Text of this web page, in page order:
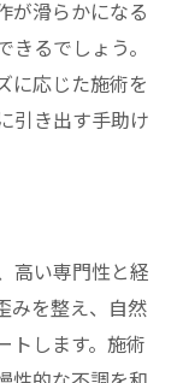
が滑らかになる
るでしょう。
に応じた施術を
引き出す手助け
高い専門性と経
みを整え、自然
トします。施術